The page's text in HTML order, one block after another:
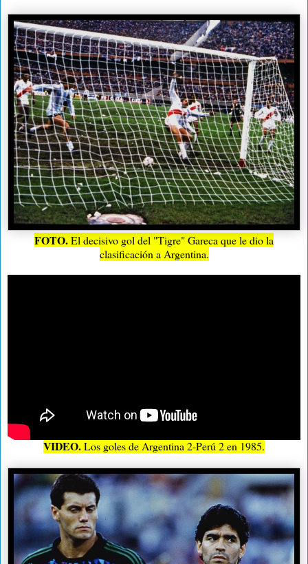
FOTO.El decisivo gol del "Tigre" Gareca que le dio la
clasificación a Argentina.
VIDEO.Los goles de Argentina 2-Perú 2 en 1985.